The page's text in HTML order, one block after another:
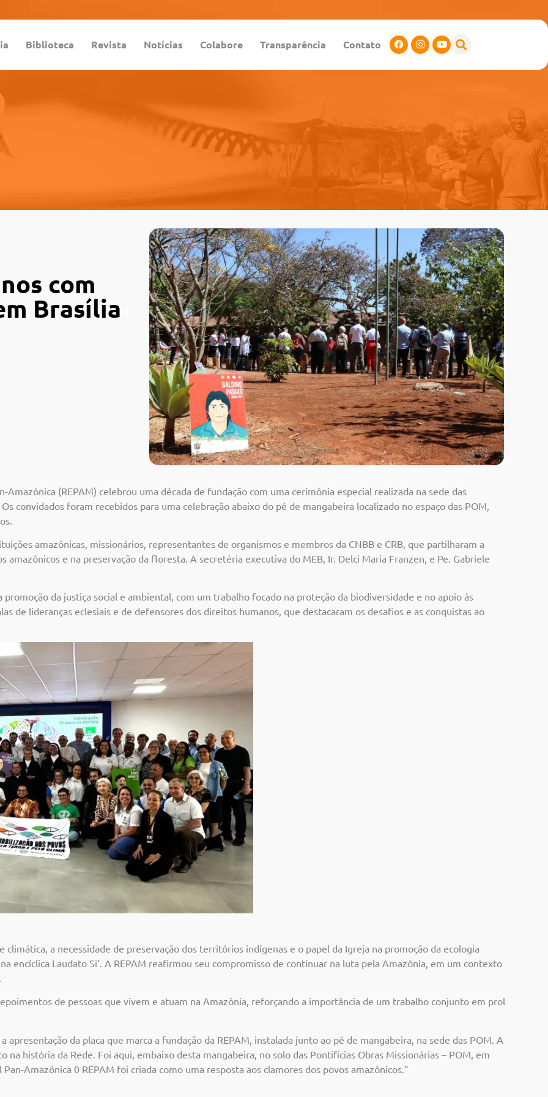
Biblioteca Revista Notícias Colabore Transparência Contato
com
Brasília
(REPAM) celebrou uma década de fundação com uma cerimônia especial realizada na sede das
convidados foram recebidos para uma celebração abaixo do pé de mangabeira localizado no espaço das POM,
amazônicas, missionários, representantes de organismos e membros da CNBB e CRB, que partilharam a
amazônicos e na preservação da floresta. A secretéria executiva do MEB, Ir. Delci Maria Franzen, e Pe. Gabriele
da justiça social e ambiental, com um trabalho focado na proteção da biodiversidade e no apoio às
de lideranças eclesiais e de defensores dos direitos humanos, que destacaram os desafios e as conquistas ao
a necessidade de preservação dos territórios indígenas e o papel da Igreja na promoção da ecologia
encíclica Laudato Si’. A REPAM reafirmou seu compromisso de continuar na luta pela Amazônia, em um contexto
de pessoas que vivem e atuam na Amazônia, reforçando a importância de um trabalho conjunto em prol
da placa que marca a fundação da REPAM, instalada junto ao pé de mangabeira, na sede das POM. A
na história da Rede. Foi aqui, embaixo desta mangabeira, no solo das Pontifícias Obras Missionárias – POM, em
Amazônica 0 REPAM foi criada como uma resposta aos clamores dos povos amazônicos.”